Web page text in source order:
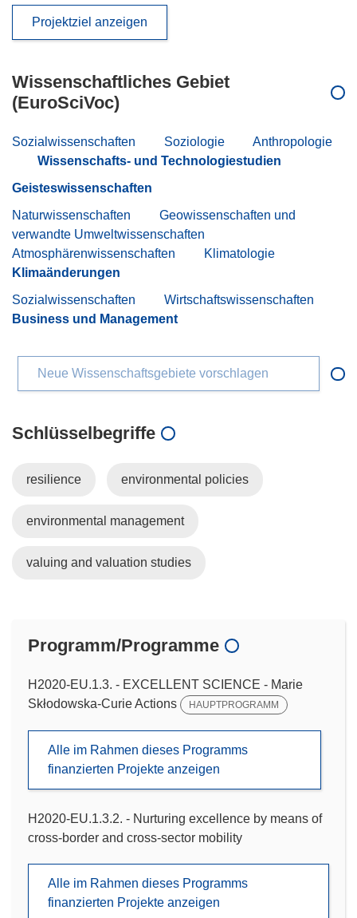
Projektziel anzeigen
Wissenschaftliches Gebiet
(EuroSciVoc)
Sozialwissenschaften Soziologie
Anthropologie
Wissenschafts- und Technologiestudien
Geisteswissenschaften
Naturwissenschaften
Geowissenschaften und
verwandte Umweltwissenschaften
Atmosphärenwissenschaften
Klimatologie
Klimaänderungen
Sozialwissenschaften
Wirtschaftswissenschaften
Business und Management
Neue Wissenschaftsgebiete vorschlagen
Schlüsselbegriffe
resilience environmental policies
environmental management
valuing and valuation studies
Programm/Programme
H2020-EU.1.3. - EXCELLENT SCIENCE - Marie
Skłodowska-Curie Actions
HAUPTPROGRAMM
Alle im Rahmen dieses Programms
finanzierten Projekte anzeigen
H2020-EU.1.3.2. - Nurturing excellence by means of
cross-border and cross-sector mobility
Alle im Rahmen dieses Programms
finanzierten Projekte anzeigen